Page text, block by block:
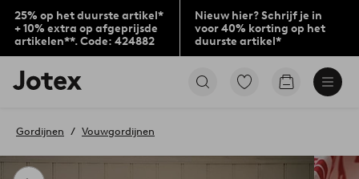
25% op het duurste artikel*
+ 10% extra op afgeprijsde
artikelen**. Code: 424882
Nieuw hier? Schrijf je in
voor 40% korting op het
duurste artikel*
Jotex
logo
to
home
Ga
Go
Gordijnen Vouwgordijnen